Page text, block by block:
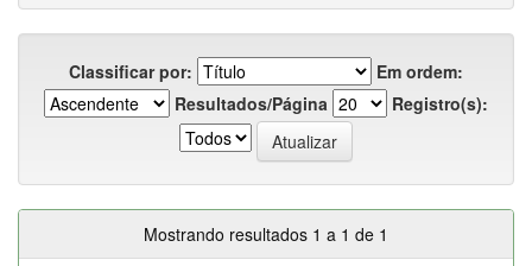
Classificar por:
Em ordem:
Resultados/Página
Registro(s):
Mostrando resultados 1 a 1 de 1